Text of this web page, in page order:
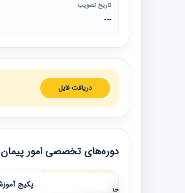
تاریخ تصویب
---
دریافت فایل
دوره‌های تخصصی امور پیمان
پکیج